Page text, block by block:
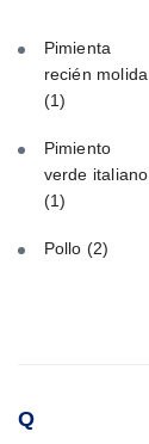
Pimienta
recién molida
(1)
Pimiento
verde italiano
(1)
Pollo (2)
Q